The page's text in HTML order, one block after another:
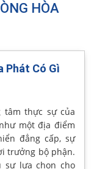
HÒA
Phát Có Gì
tâm thực sự của
một địa điểm
đẳng cấp, sự
trưởng bộ phận.
lựa chọn cho